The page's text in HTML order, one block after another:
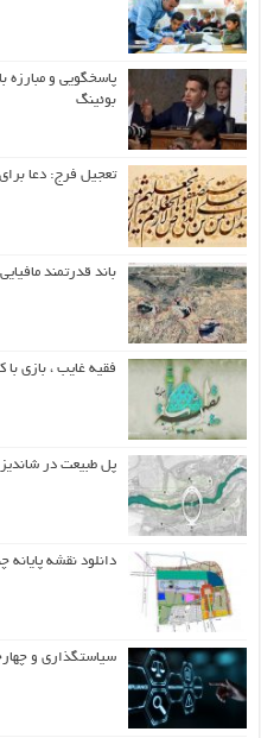
پاسخگویی و مبارزه
بوئینگ
تعجیل فرج: دعا
باند قدرتمند
فقیه غایب ، بازی
پل طبیعت در
دانلود نقشه
سیاستگذاری و